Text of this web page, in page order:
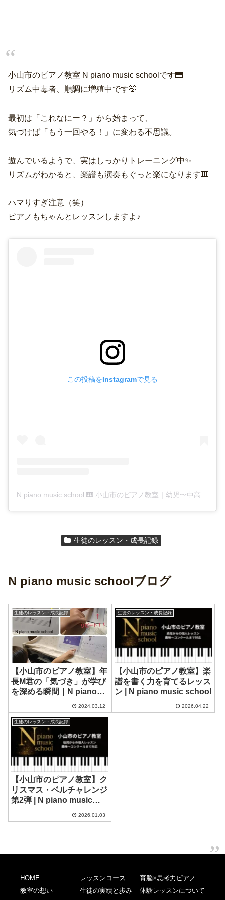
小山市のピアノ教室 N piano music schoolです🎹
リズム中毒者、順調に増殖中です🤭
最初は「これなにー？」から始まって、
気づけば「もう一回やる！」に変わる不思議。
遊んでいるようで、実はしっかりトレーニング中✨
リズムがわかると、楽譜も演奏もぐっと楽になります🎹
ハマりすぎ注意（笑）
ピアノもちゃんとレッスンしますよ♪
この投稿をInstagramで見る
N piano music school 🎹 小山市のピアノ教室｜幼児〜中高生(@n_piano_music_school)がシェアした投稿
生徒のレッスン・成長記録
N piano music schoolブログ
生徒のレッスン・成長記録
【小山市のピアノ教室】年
長M君の「気づき」が学び
を深める瞬間｜N piano
2024.03.12
生徒のレッスン・成長記録
【小山市のピアノ教室】楽
譜を書く力を育てるレッス
ン | N piano music school
2026.04.22
生徒のレッスン・成長記録
【小山市のピアノ教室】ク
リスマス・ベルチャレンジ
第2弾 | N piano music
2026.01.03
HOME レッスンコース
育脳×思考力ピアノ
教室の想い
生徒の実績と歩み
体験レッスンについて